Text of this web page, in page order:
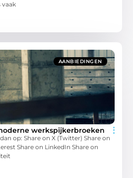
vaak
AANBIEDINGEN
werkspijkerbroeken
op: Share on X (Twitter) Share on
Share on LinkedIn Share on